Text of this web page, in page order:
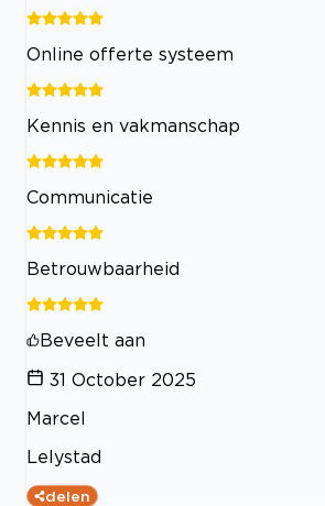
Online offerte systeem
Kennis en vakmanschap
Communicatie
Betrouwbaarheid
Beveelt aan
31 October 2025
Marcel
Lelystad
delen